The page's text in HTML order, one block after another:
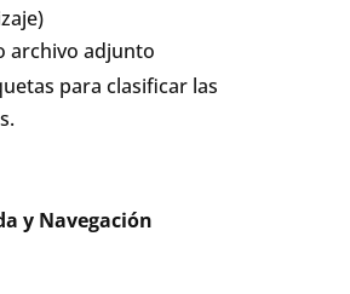
archivo adjunto
para clasificar las
y Navegación